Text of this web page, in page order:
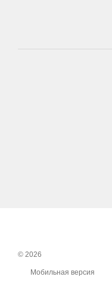
© 2026
Мобильная версия